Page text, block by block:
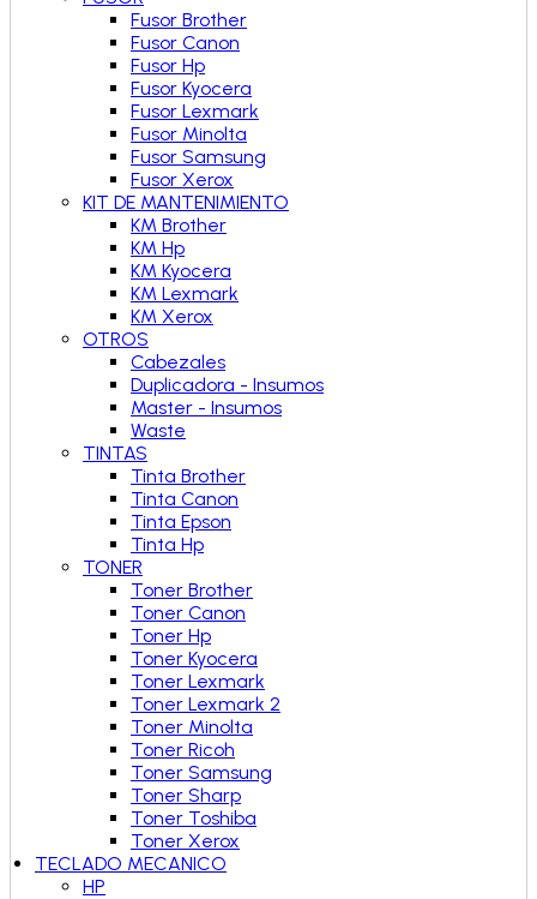
Fusor Brother
Fusor Canon
Fusor Hp
Fusor Kyocera
Fusor Lexmark
Fusor Minolta
Fusor Samsung
Fusor Xerox
KIT DE MANTENIMIENTO
KM Brother
KM Hp
KM Kyocera
KM Lexmark
KM Xerox
OTROS
Cabezales
Duplicadora - Insumos
Master - Insumos
Waste
TINTAS
Tinta Brother
Tinta Canon
Tinta Epson
Tinta Hp
TONER
Toner Brother
Toner Canon
Toner Hp
Toner Kyocera
Toner Lexmark
Toner Lexmark 2
Toner Minolta
Toner Ricoh
Toner Samsung
Toner Sharp
Toner Toshiba
Toner Xerox
TECLADO MECANICO
HP